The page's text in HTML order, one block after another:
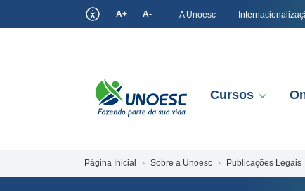
A+ A- A Unoesc
Cursos
Página Inicial Sobre a Unoesc Publicações Legais